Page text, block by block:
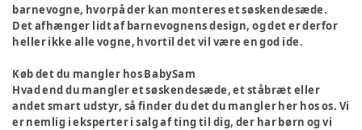
barnevogne, hvorpå der kan monteres et søskendesæde.
Det afhænger lidt af barnevognens design, og det er derfor
heller ikke alle vogne, hvortil det vil være en god ide.
Køb det du mangler hos BabySam
Hvad end du mangler et søskendesæde, et ståbræt eller
andet smart udstyr, så finder du det du mangler her hos os. Vi
er nemlig i eksperter i salg af ting til dig, der har børn og vi